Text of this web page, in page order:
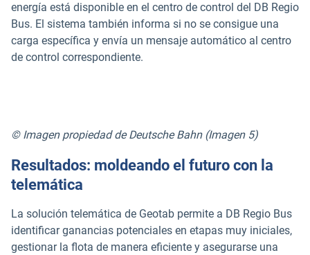
energía está disponible en el centro de control del DB Regio
Bus. El sistema también informa si no se consigue una
carga específica y envía un mensaje automático al centro
de control correspondiente.
© Imagen propiedad de Deutsche Bahn (Imagen 5)
Resultados: moldeando el futuro con la
telemática
La solución telemática de Geotab permite a DB Regio Bus
identificar ganancias potenciales en etapas muy iniciales,
gestionar la flota de manera eficiente y asegurarse una